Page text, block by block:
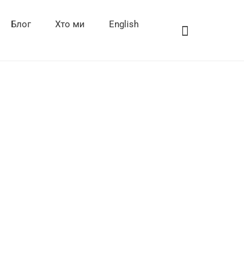
Блог Хто ми English